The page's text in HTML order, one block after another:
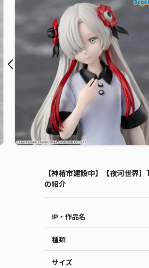
【神椿市建設中】【夜河世界
の紹介
IP・作品名
種類
サイズ